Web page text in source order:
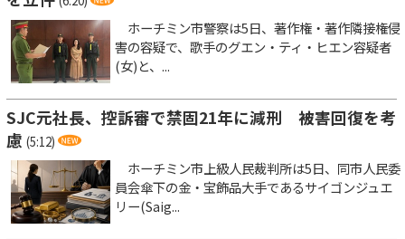
ホーチミン市警察は5日、著作権・著作隣接権侵
害の容疑で、歌手のグエン・ティ・ヒエン容疑者
(女)と、...
SJC元社長、控訴審で禁固21年に減刑 被害回復を考
慮 (5:12)
ホーチミン市上級人民裁判所は5日、同市人民委
員会傘下の金・宝飾品大手であるサイゴンジュエ
リー(Saig...